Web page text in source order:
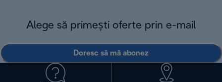
Alege să primești oferte prin e-mail
Doresc să mă abonez